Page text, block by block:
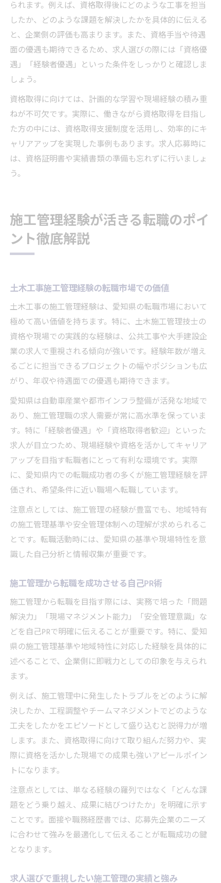
られます。例えば、資格取得後にどのような工事を担当
したか、どのような課題を解決したかを具体的に伝える
と、企業側の評価も高まります。また、資格手当や待遇
面の優遇も期待できるため、求人選びの際には「資格優
遇」「経験者優遇」といった条件をしっかりと確認しま
しょう。
資格取得に向けては、計画的な学習や現場経験の積み重
ねが不可欠です。実際に、働きながら資格取得を目指し
た方の中には、資格取得支援制度を活用し、効率的にキ
ャリアアップを実現した事例もあります。求人応募時に
は、資格証明書や実績書類の準備も忘れずに行いましょ
う。
施工管理経験が活きる転職のポイ
ント徹底解説
土木工事施工管理経験の転職市場での価値
土木工事の施工管理経験は、愛知県の転職市場において
極めて高い価値を持ちます。特に、土木施工管理技士の
資格や現場での実践的な経験は、公共工事や大手建設企
業の求人で重視される傾向が強いです。経験年数が増え
るごとに担当できるプロジェクトの幅やポジションも広
がり、年収や待遇面での優遇も期待できます。
愛知県は自動車産業や都市インフラ整備が活発な地域で
あり、施工管理職の求人需要が常に高水準を保っていま
す。特に「経験者優遇」や「資格取得者歓迎」といった
求人が目立つため、現場経験や資格を活かしてキャリア
アップを目指す転職者にとって有利な環境です。実際
に、愛知県内での転職成功者の多くが施工管理経験を評
価され、希望条件に近い職場へ転職しています。
注意点としては、施工管理の経験が豊富でも、地域特有
の施工管理基準や安全管理体制への理解が求められるこ
とです。転職活動時には、愛知県の基準や現場特性を意
識した自己分析と情報収集が重要です。
施工管理から転職を成功させる自己PR術
施工管理から転職を目指す際には、実務で培った「問題
解決力」「現場マネジメント能力」「安全管理意識」な
どを自己PRで明確に伝えることが重要です。特に、愛知
県の施工管理基準や地域特性に対応した経験を具体的に
述べることで、企業側に即戦力としての印象を与えられ
ます。
例えば、施工管理中に発生したトラブルをどのように解
決したか、工程調整やチームマネジメントでどのような
工夫をしたかをエピソードとして盛り込むと説得力が増
します。また、資格取得に向けて取り組んだ努力や、実
際に資格を活かした現場での成果も強いアピールポイン
トになります。
注意点としては、単なる経験の羅列ではなく「どんな課
題をどう乗り越え、成果に結びつけたか」を明確に示す
ことです。面接や職務経歴書では、応募先企業のニーズ
に合わせて強みを最適化して伝えることが転職成功の鍵
となります。
求人選びで重視したい施工管理の実績と強み